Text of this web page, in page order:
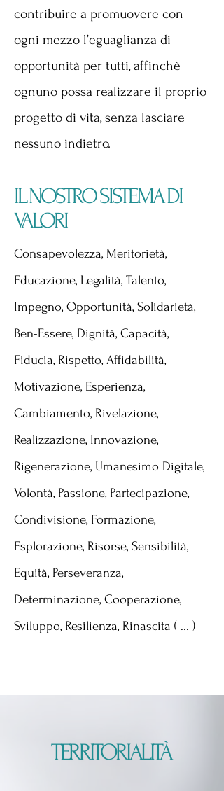
contribuire a promuovere con
ogni mezzo l’eguaglianza di
opportunità per tutti, affinchè
ognuno possa realizzare il proprio
progetto di vita, senza lasciare
nessuno indietro.
IL NOSTRO SISTEMA DI
VALORI
Consapevolezza, Meritorietà,
Educazione, Legalità, Talento,
Impegno, Opportunità, Solidarietà,
Ben-Essere, Dignità, Capacità,
Fiducia, Rispetto, Affidabilità,
Motivazione, Esperienza,
Cambiamento, Rivelazione,
Realizzazione, Innovazione,
Rigenerazione, Umanesimo Digitale,
Volontà, Passione, Partecipazione,
Condivisione, Formazione,
Esplorazione, Risorse, Sensibilità,
Equità, Perseveranza,
Determinazione, Cooperazione,
Sviluppo, Resilienza, Rinascita ( ... )
TERRITORIALITÀ